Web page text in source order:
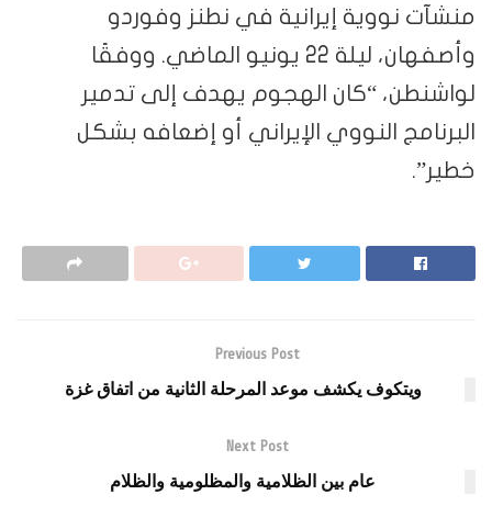
منشآت نووية إيرانية في نطنز وفوردو
وأصفهان، ليلة 22 يونيو الماضي. ووفقًا
لواشنطن، “كان الهجوم يهدف إلى تدمير
البرنامج النووي الإيراني أو إضعافه بشكل
خطير”.
Previous Post
ويتكوف يكشف موعد المرحلة الثانية من اتفاق غزة
Next Post
عام بين الظلامية والمظلومية والظلام